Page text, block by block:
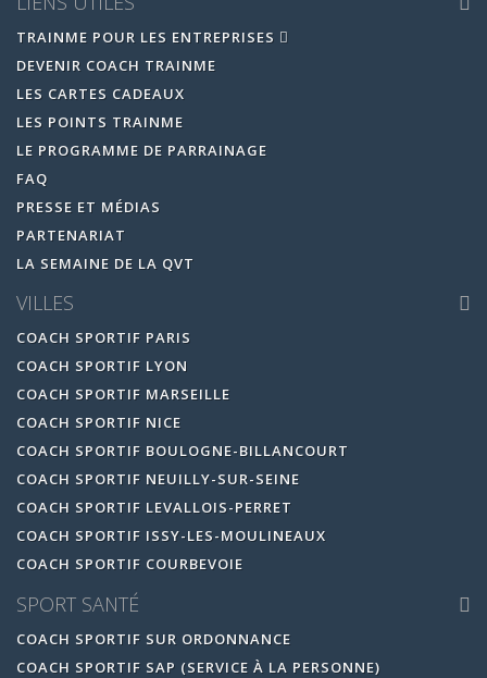
TRAINME POUR LES ENTREPRISES
DEVENIR COACH TRAINME
LES CARTES CADEAUX
LES POINTS TRAINME
LE PROGRAMME DE PARRAINAGE
FAQ
PRESSE ET MÉDIAS
PARTENARIAT
LA SEMAINE DE LA QVT
VILLES
COACH SPORTIF PARIS
COACH SPORTIF LYON
COACH SPORTIF MARSEILLE
COACH SPORTIF NICE
COACH SPORTIF BOULOGNE-BILLANCOURT
COACH SPORTIF NEUILLY-SUR-SEINE
COACH SPORTIF LEVALLOIS-PERRET
COACH SPORTIF ISSY-LES-MOULINEAUX
COACH SPORTIF COURBEVOIE
SPORT SANTÉ
COACH SPORTIF SUR ORDONNANCE
COACH SPORTIF SAP (SERVICE À LA PERSONNE)